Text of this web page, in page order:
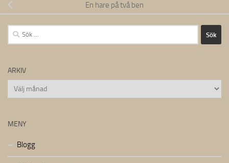
En hare på två ben
Sök
efter:
ARKIV
Arkiv
MENY
Blogg